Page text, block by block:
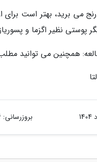
رنج می برید، بهتر است
پوستی نظیر اگزما و
همچنین می توانید
بروزرسانی: